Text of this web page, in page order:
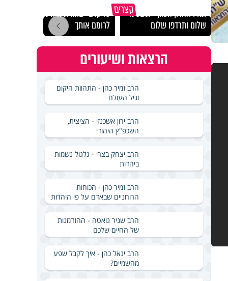
קצריםתהיו אהרון הכהן - תשכינו
שלום ותרדפו שלום
כל קושי שחווית היה ניסיון
לרומם אותך
הרצאות ושיעורים
הרב זמיר כהן - התהוות היקום
וגיל העולם
הרב ירון אשכנזי - הציצית,
השכפ"ץ היהודי
הרב יצחק בצרי - גלגול נשמות
ביהדות
הרב זמיר כהן - הכוחות
הרוחניים שבאדם על פי היהדות
הרב שניר גואטה - ההזדמנות
של החיים שלכם
הרב יגאל כהן - איך לקבל שפע
מהשמיים?